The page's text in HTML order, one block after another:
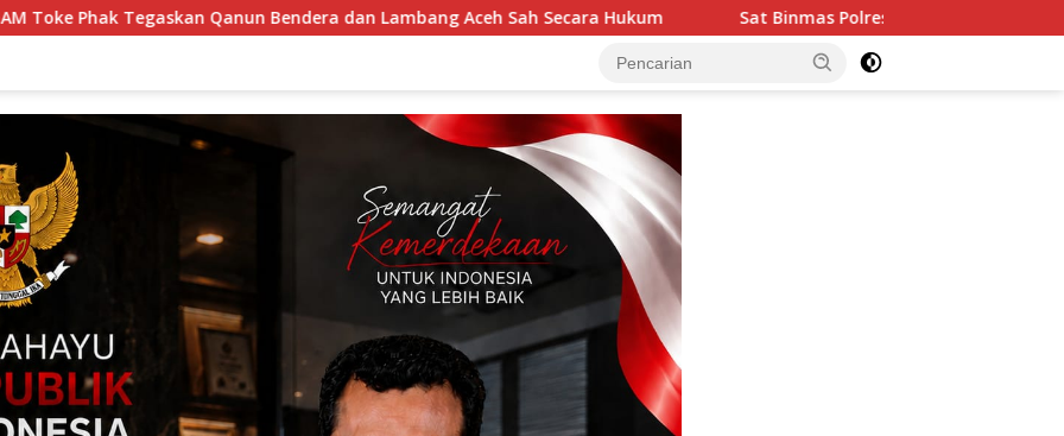
dan Lambang Aceh Sah Secara Hukum Sat Binmas Polres Aceh Tamiang Tingkatkan Pembinaan dan